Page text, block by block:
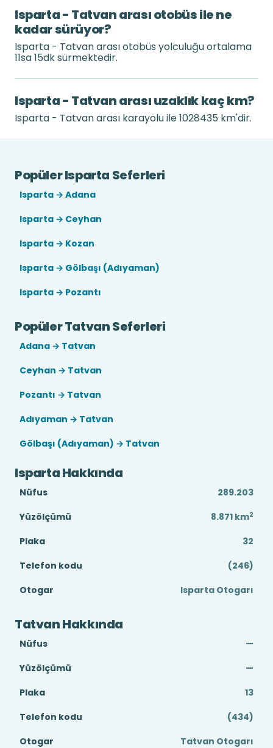
Isparta - Tatvan arası otobüs ile ne
kadar sürüyor?
Isparta - Tatvan arası otobüs yolculuğu ortalama
11sa 15dk sürmektedir.
Isparta - Tatvan arası uzaklık kaç km?
Isparta - Tatvan arası karayolu ile 1028435 km'dir.
Popüler Isparta Seferleri
Isparta → Adana
Isparta → Ceyhan
Isparta → Kozan
Isparta → Gölbaşı (Adıyaman)
Isparta → Pozantı
Popüler Tatvan Seferleri
Adana → Tatvan
Ceyhan → Tatvan
Pozantı → Tatvan
Adıyaman → Tatvan
Gölbaşı (Adıyaman) → Tatvan
Isparta Hakkında
Nüfus
289.203
Yüzölçümü
8.871 km2
Plaka
32
Telefon kodu
(246)
Otogar
Isparta Otogarı
Tatvan Hakkında
Nüfus
—
Yüzölçümü
—
Plaka
13
Telefon kodu
(434)
Otogar
Tatvan Otogarı